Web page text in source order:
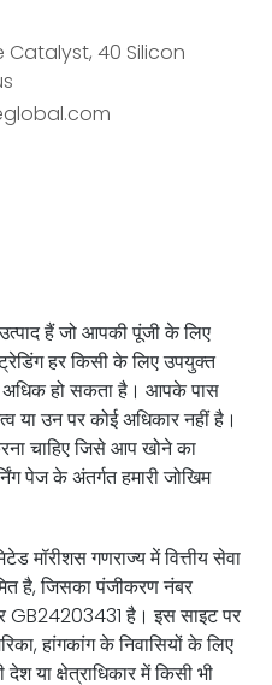
Catalyst, 40 Silicon
हैं जो आपकी पूंजी के लिए
हर किसी के लिए उपयुक्त
अधिक हो सकता है। आपके पास
या उन पर कोई अधिकार नहीं है।
चाहिए जिसे आप खोने का
पेज के अंतर्गत हमारी जोखिम
मॉरीशस गणराज्य में वित्तीय सेवा
है, जिसकापंजीकरण नंबर
GB24203431 है। इस साइट पर
हांगकांग के निवासियों के लिए
या क्षेत्राधिकार में किसी भी